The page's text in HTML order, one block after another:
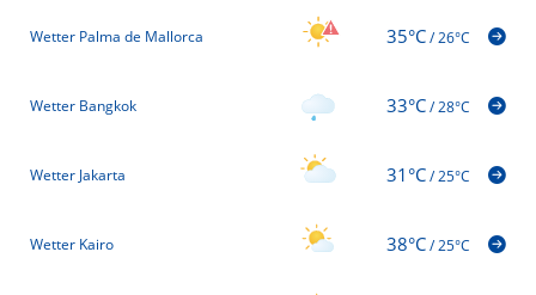
Wetter Palma de Mallorca 35°C/26°C
Wetter Bangkok 33°C/28°C
Wetter Jakarta 31°C/25°C
Wetter Kairo 38°C/25°C